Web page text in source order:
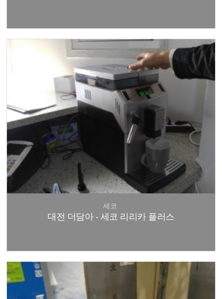
세코
대전 더담아 - 세코 리리카 플러스